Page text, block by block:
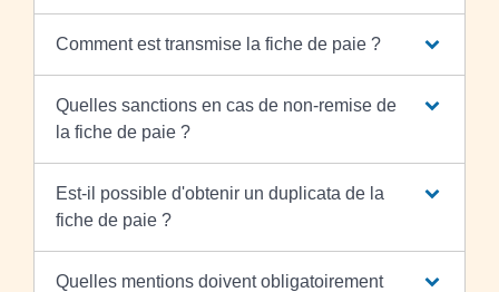
Comment est transmise la fiche de paie ?
Quelles sanctions en cas de non-remise de
la fiche de paie ?
Est-il possible d'obtenir un duplicata de la
fiche de paie ?
Quelles mentions doivent obligatoirement